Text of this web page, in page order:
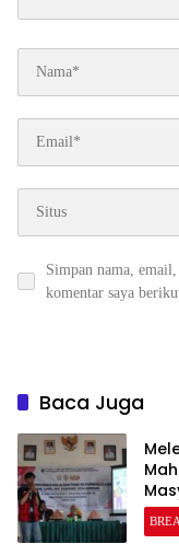
Simpan nama,
komentar saya
Baca Juga